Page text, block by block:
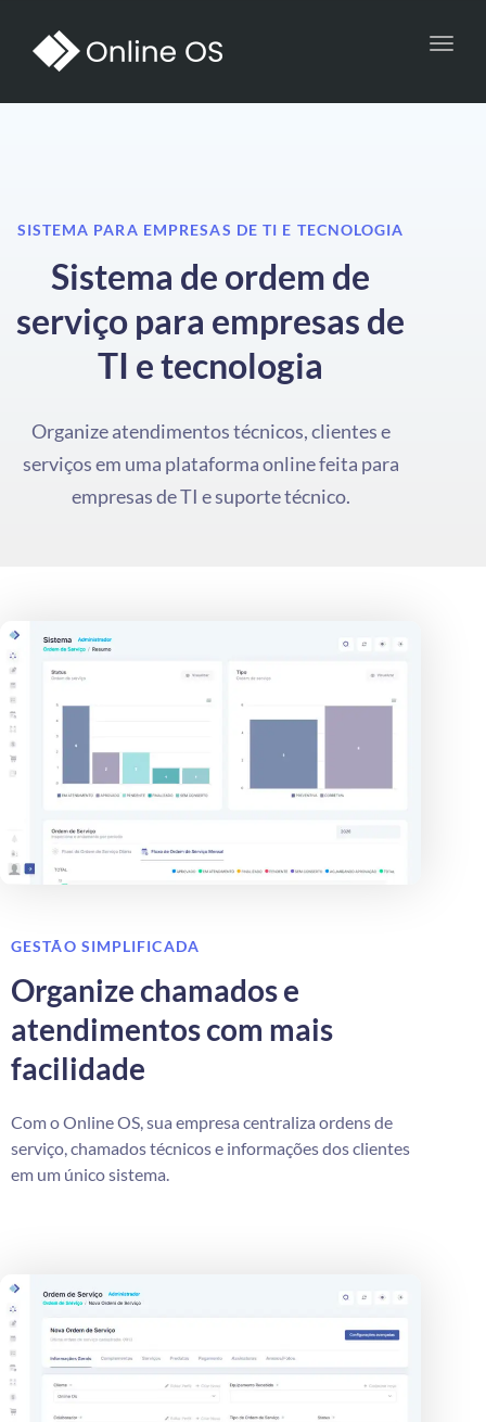
SISTEMA PARA EMPRESAS DE TI E TECNOLOGIA
Sistema de ordem de
serviço para empresas de
TI e tecnologia
Organize atendimentos técnicos, clientes e
serviços em uma plataforma online feita para
empresas de TI e suporte técnico.
GESTÃO SIMPLIFICADA
Organize chamados e
atendimentos com mais
facilidade
Com o Online OS, sua empresa centraliza ordens de
serviço, chamados técnicos e informações dos clientes
em um único sistema.